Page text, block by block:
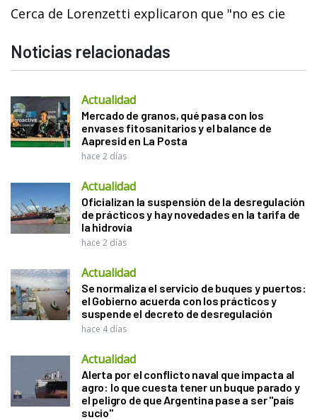
Cerca de Lorenzetti explicaron que "no es cie
Noticias relacionadas
Actualidad
Mercado de granos, qué pasa con los
envases fitosanitarios y el balance de
Aapresid en La Posta
hace 2 días
Actualidad
Oficializan la suspensión de la desregulación
de prácticos y hay novedades en la tarifa de
la hidrovía
hace 2 días
Actualidad
Se normaliza el servicio de buques y puertos:
el Gobierno acuerda con los prácticos y
suspende el decreto de desregulación
hace 4 días
Actualidad
Alerta por el conflicto naval que impacta al
agro: lo que cuesta tener un buque parado y
el peligro de que Argentina pase a ser "país
sucio"